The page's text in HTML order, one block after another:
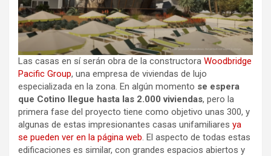
Las casas en sí serán obra de la constructora Woodbridge
Pacific Group, una empresa de viviendas de lujo
especializada en la zona. En algún momento se espera
que Cotino llegue hasta las 2.000 viviendas, pero la
primera fase del proyecto tiene como objetivo unas 300, y
algunas de estas impresionantes casas unifamiliares ya
se pueden ver en la página web. El aspecto de todas estas
edificaciones es similar, con grandes espacios abiertos y